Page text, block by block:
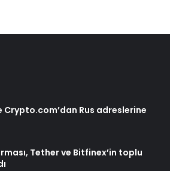
Crypto.com’dan Rus adreslerine
Tether ve Bitfinex’in toplu